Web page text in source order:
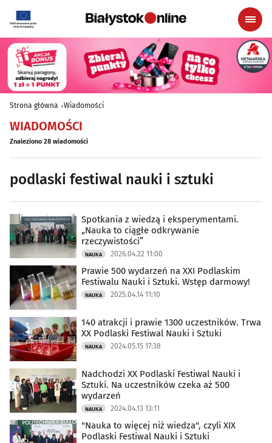
Strona główna Wiadomości
WIADOMOŚCI
Znaleziono 28 wiadomości
podlaski festiwal nauki i sztuki
Spotkania z wiedzą i eksperymentami.
„Nauka to ciągłe odkrywanie
rzeczywistości”
NAUKA 2026.04.22 11:00
Prawie 500 wydarzeń na XXI Podlaskim
Festiwalu Nauki i Sztuki. Wstęp darmowy!
NAUKA 2025.04.14 11:10
140 atrakcji i prawie 1300 uczestników. Trwa
XX Podlaski Festiwal Nauki i Sztuki
NAUKA 2024.05.15 17:38
Nadchodzi XX Podlaski Festiwal Nauki i
Sztuki. Na uczestników czeka aż 500
wydarzeń
NAUKA 2024.04.13 13:11
"Nauka to więcej niż wiedza", czyli XIX
Podlaski Festiwal Nauki i Sztuki